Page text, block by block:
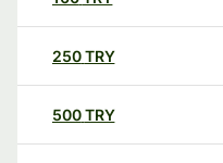
250TRY
500TRY